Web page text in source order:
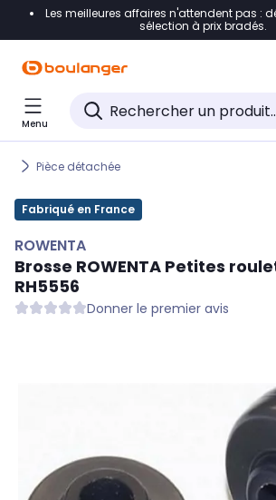
Accéder directement à la navigation
Accéder directement au pied de page
Accéder directement au chatbot
Les meilleures affaires n'attendent pas :
sélection à prix bradés.
Menu
Pièce détachée
Fabriqué en France
ROWENTA
Brosse ROWENTA Petites
RH5556
Donner le premier avis